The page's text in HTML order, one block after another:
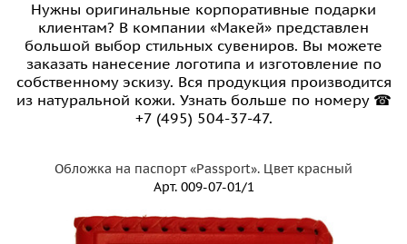
Нужны оригинальные корпоративные подарки
клиентам? В компании «Макей» представлен
большой выбор стильных сувениров. Вы можете
заказать нанесение логотипа и изготовление по
собственному эскизу. Вся продукция производится
из натуральной кожи. Узнать больше по номеру ☎
+7 (495) 504-37-47.
Обложка на паспорт «Passport». Цвет красный
Арт.009-07-01/1